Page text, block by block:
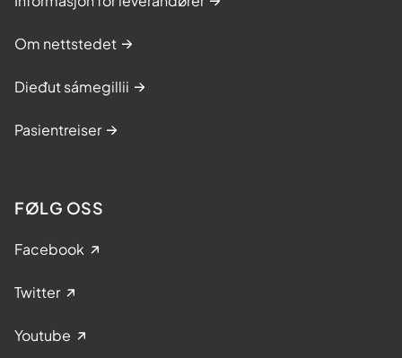
Om nettstedet
Dieđut sámegillii
Pasientreiser
FØLG OSS
Facebook
Twitter
Youtube